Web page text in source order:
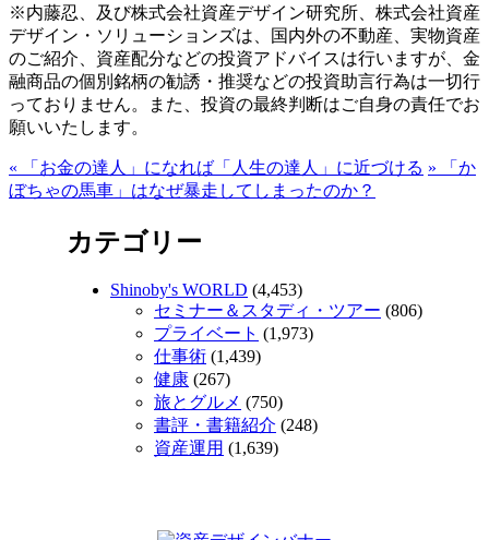
※内藤忍、及び株式会社資産デザイン研究所、株式会社資産
デザイン・ソリューションズは、国内外の不動産、実物資産
のご紹介、資産配分などの投資アドバイスは行いますが、金
融商品の個別銘柄の勧誘・推奨などの投資助言行為は一切行
っておりません。また、投資の最終判断はご自身の責任でお
願いいたします。
« 「お金の達人」になれば「人生の達人」に近づける » 「か
ぼちゃの馬車」はなぜ暴走してしまったのか？
カテゴリー
Shinoby's WORLD (4,453)
セミナー＆スタディ・ツアー (806)
プライベート (1,973)
仕事術 (1,439)
健康 (267)
旅とグルメ (750)
書評・書籍紹介 (248)
資産運用 (1,639)